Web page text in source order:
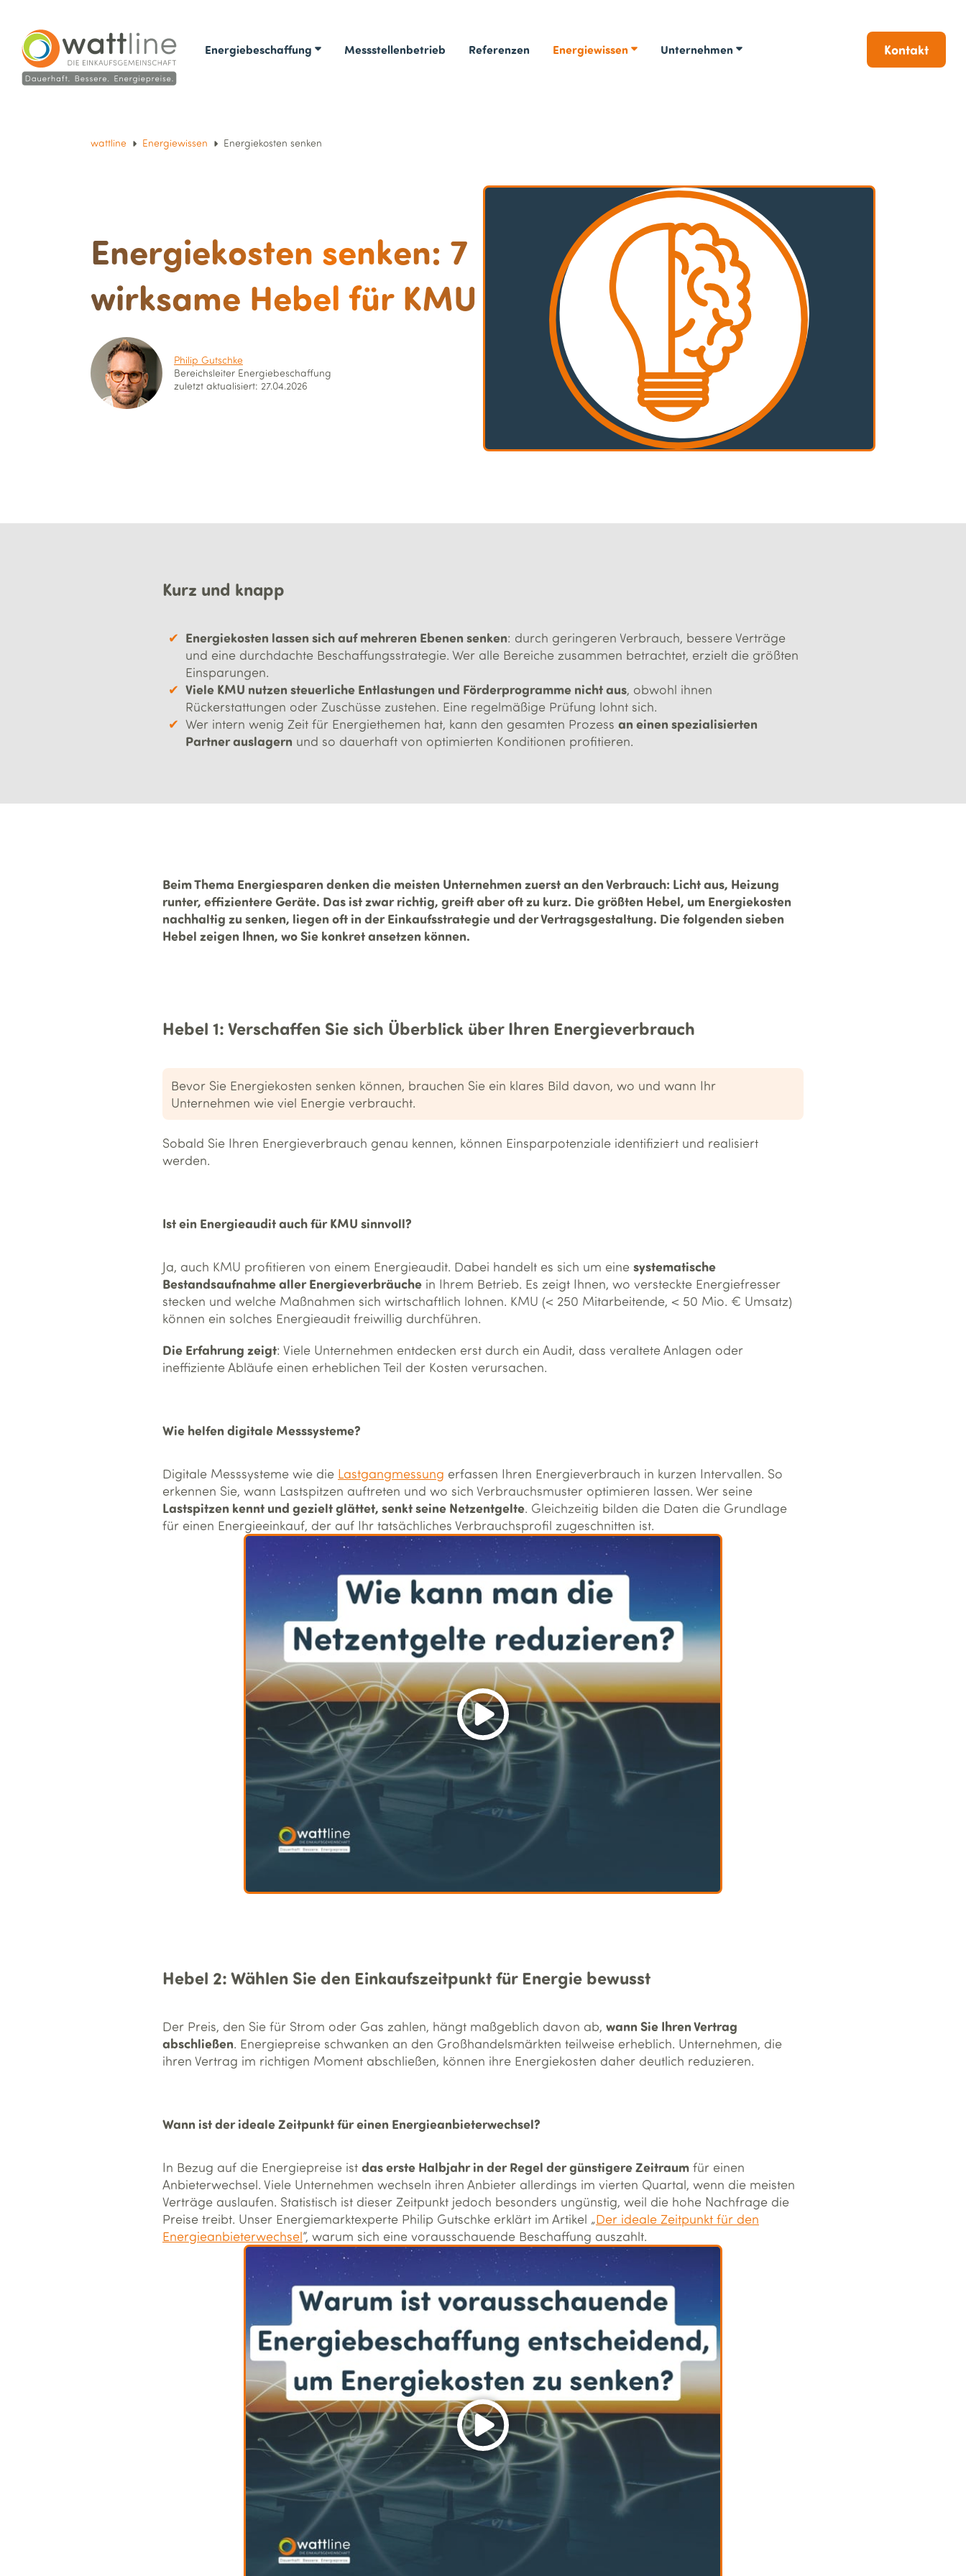
Energiebeschaffung Messstellenbetrieb Referenzen Energiewissen Unternehmen Kontakt
wattline Energiewissen Energiekosten senken
Energiekosten senken: 7
wirksame Hebel für KMU
Philip Gutschke
Bereichsleiter Energie­beschaffung
zuletzt aktualisiert: 27.04.2026
Kurz und knapp
Energiekosten lassen sich auf mehreren Ebenen senken: durch geringeren Verbrauch, bessere Verträge
und eine durchdachte Beschaffungsstrategie. Wer alle Bereiche zusammen betrachtet, erzielt die größten
Einsparungen.
Viele KMU nutzen steuerliche Entlastungen und Förderprogramme nicht aus, obwohl ihnen
Rückerstattungen oder Zuschüsse zustehen. Eine regelmäßige Prüfung lohnt sich.
Wer intern wenig Zeit für Energiethemen hat, kann den gesamten Prozess an einen spezialisierten
Partner auslagern und so dauerhaft von optimierten Konditionen profitieren.
Beim Thema Energiesparen denken die meisten Unternehmen zuerst an den Verbrauch: Licht aus, Heizung
runter, effizientere Geräte. Das ist zwar richtig, greift aber oft zu kurz. Die größten Hebel, um Energiekosten
nachhaltig zu senken, liegen oft in der Einkaufsstrategie und der Vertragsgestaltung. Die folgenden sieben
Hebel zeigen Ihnen, wo Sie konkret ansetzen können.
Hebel 1: Verschaffen Sie sich Überblick über Ihren Energie­verbrauch
Bevor Sie Energiekosten senken können, brauchen Sie ein klares Bild davon, wo und wann Ihr
Unternehmen wie viel Energie verbraucht.
Sobald Sie Ihren Energieverbrauch genau kennen, können Einsparpotenziale identifiziert und realisiert
werden.
Ist ein Energieaudit auch für KMU sinnvoll?
Ja, auch KMU profitieren von einem Energieaudit. Dabei handelt es sich um eine systematische
Bestandsaufnahme aller Energieverbräuche in Ihrem Betrieb. Es zeigt Ihnen, wo versteckte Energiefresser
stecken und welche Maßnahmen sich wirtschaftlich lohnen. KMU (< 250 Mitarbeitende, < 50 Mio. € Umsatz)
können ein solches Energieaudit freiwillig durchführen.
Die Erfahrung zeigt: Viele Unternehmen entdecken erst durch ein Audit, dass veraltete Anlagen oder
ineffiziente Abläufe einen erheblichen Teil der Kosten verursachen.
Wie helfen digitale Messsysteme?
Digitale Messsysteme wie die Lastgangmessung erfassen Ihren Energieverbrauch in kurzen Intervallen. So
erkennen Sie, wann Lastspitzen auftreten und wo sich Verbrauchsmuster optimieren lassen. Wer seine
Lastspitzen kennt und gezielt glättet, senkt seine Netzentgelte. Gleichzeitig bilden die Daten die Grundlage
für einen Energieeinkauf, der auf Ihr tatsächliches Verbrauchsprofil zugeschnitten ist.
Hebel 2: Wählen Sie den Einkaufs­zeitpunkt für Energie bewusst
Der Preis, den Sie für Strom oder Gas zahlen, hängt maßgeblich davon ab, wann Sie Ihren Vertrag
abschließen. Energiepreise schwanken an den Großhandelsmärkten teilweise erheblich. Unternehmen, die
ihren Vertrag im richtigen Moment abschließen, können ihre Energiekosten daher deutlich reduzieren.
Wann ist der ideale Zeitpunkt für einen Energieanbieterwechsel?
In Bezug auf die Energiepreise ist das erste Halbjahr in der Regel der günstigere Zeitraum für einen
Anbieterwechsel. Viele Unternehmen wechseln ihren Anbieter allerdings im vierten Quartal, wenn die meisten
Verträge auslaufen. Statistisch ist dieser Zeitpunkt jedoch besonders ungünstig, weil die hohe Nachfrage die
Preise treibt. Unser Energiemarktexperte Philip Gutschke erklärt im Artikel „Der ideale Zeitpunkt für den
Energieanbieterwechsel”, warum sich eine vorausschauende Beschaffung auszahlt.